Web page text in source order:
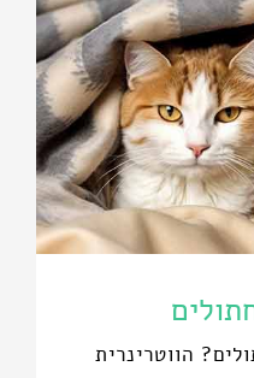
הווטרינרית